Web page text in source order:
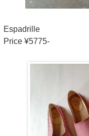
Espadrille
Price ¥5775-